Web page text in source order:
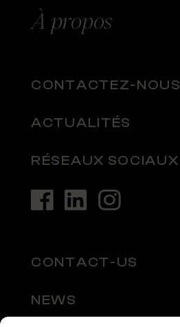
À propos
CONTACTEZ-NOUS
ACTUALITÉS
RÉSEAUX SOCIAUX
CONTACT-US
NEWS